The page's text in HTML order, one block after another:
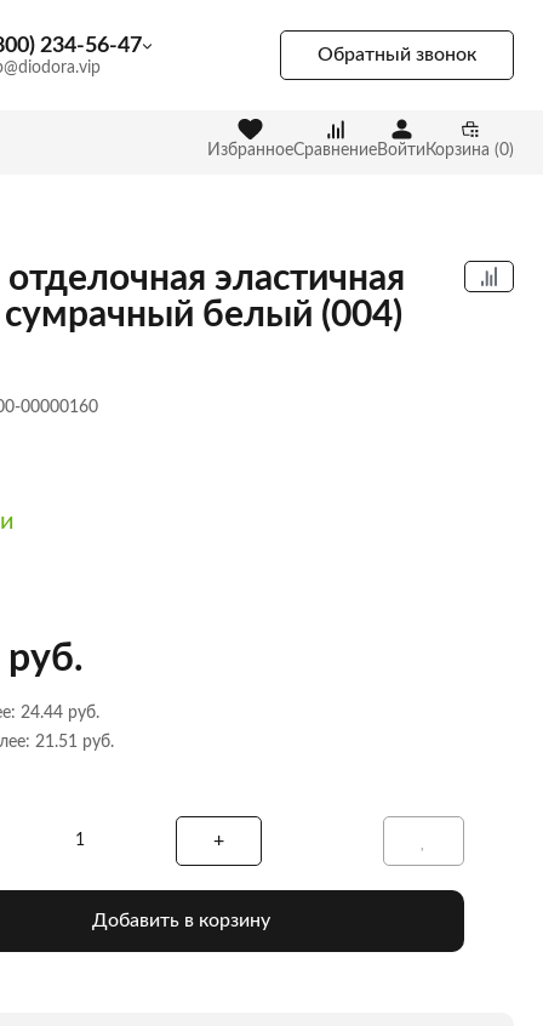
234-56-47 Обратный звонок
ИзбранноеСравнениеВойти Корзина (0)
эластичная
белый (004)
00000160
24.44 руб.
21.51 руб.
Добавить в корзину